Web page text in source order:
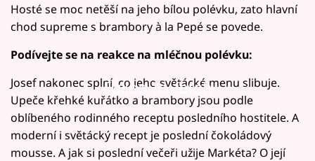
Hosté se moc netěší na jeho bílou polévku, zato hlavní
chod supreme s brambory à la Pepé se povede.
Podívejte se na reakce na mléčnou polévku:
Failed to fetch
Josef nakonec splní, co jeho světácké menu slibuje.
Upeče křehké kuřátko a brambory jsou podle
oblíbeného rodinného receptu posledního hostitele. A
moderní i světácký recept je poslední čokoládový
mousse. A jak si poslední večeři užije Markéta? O její